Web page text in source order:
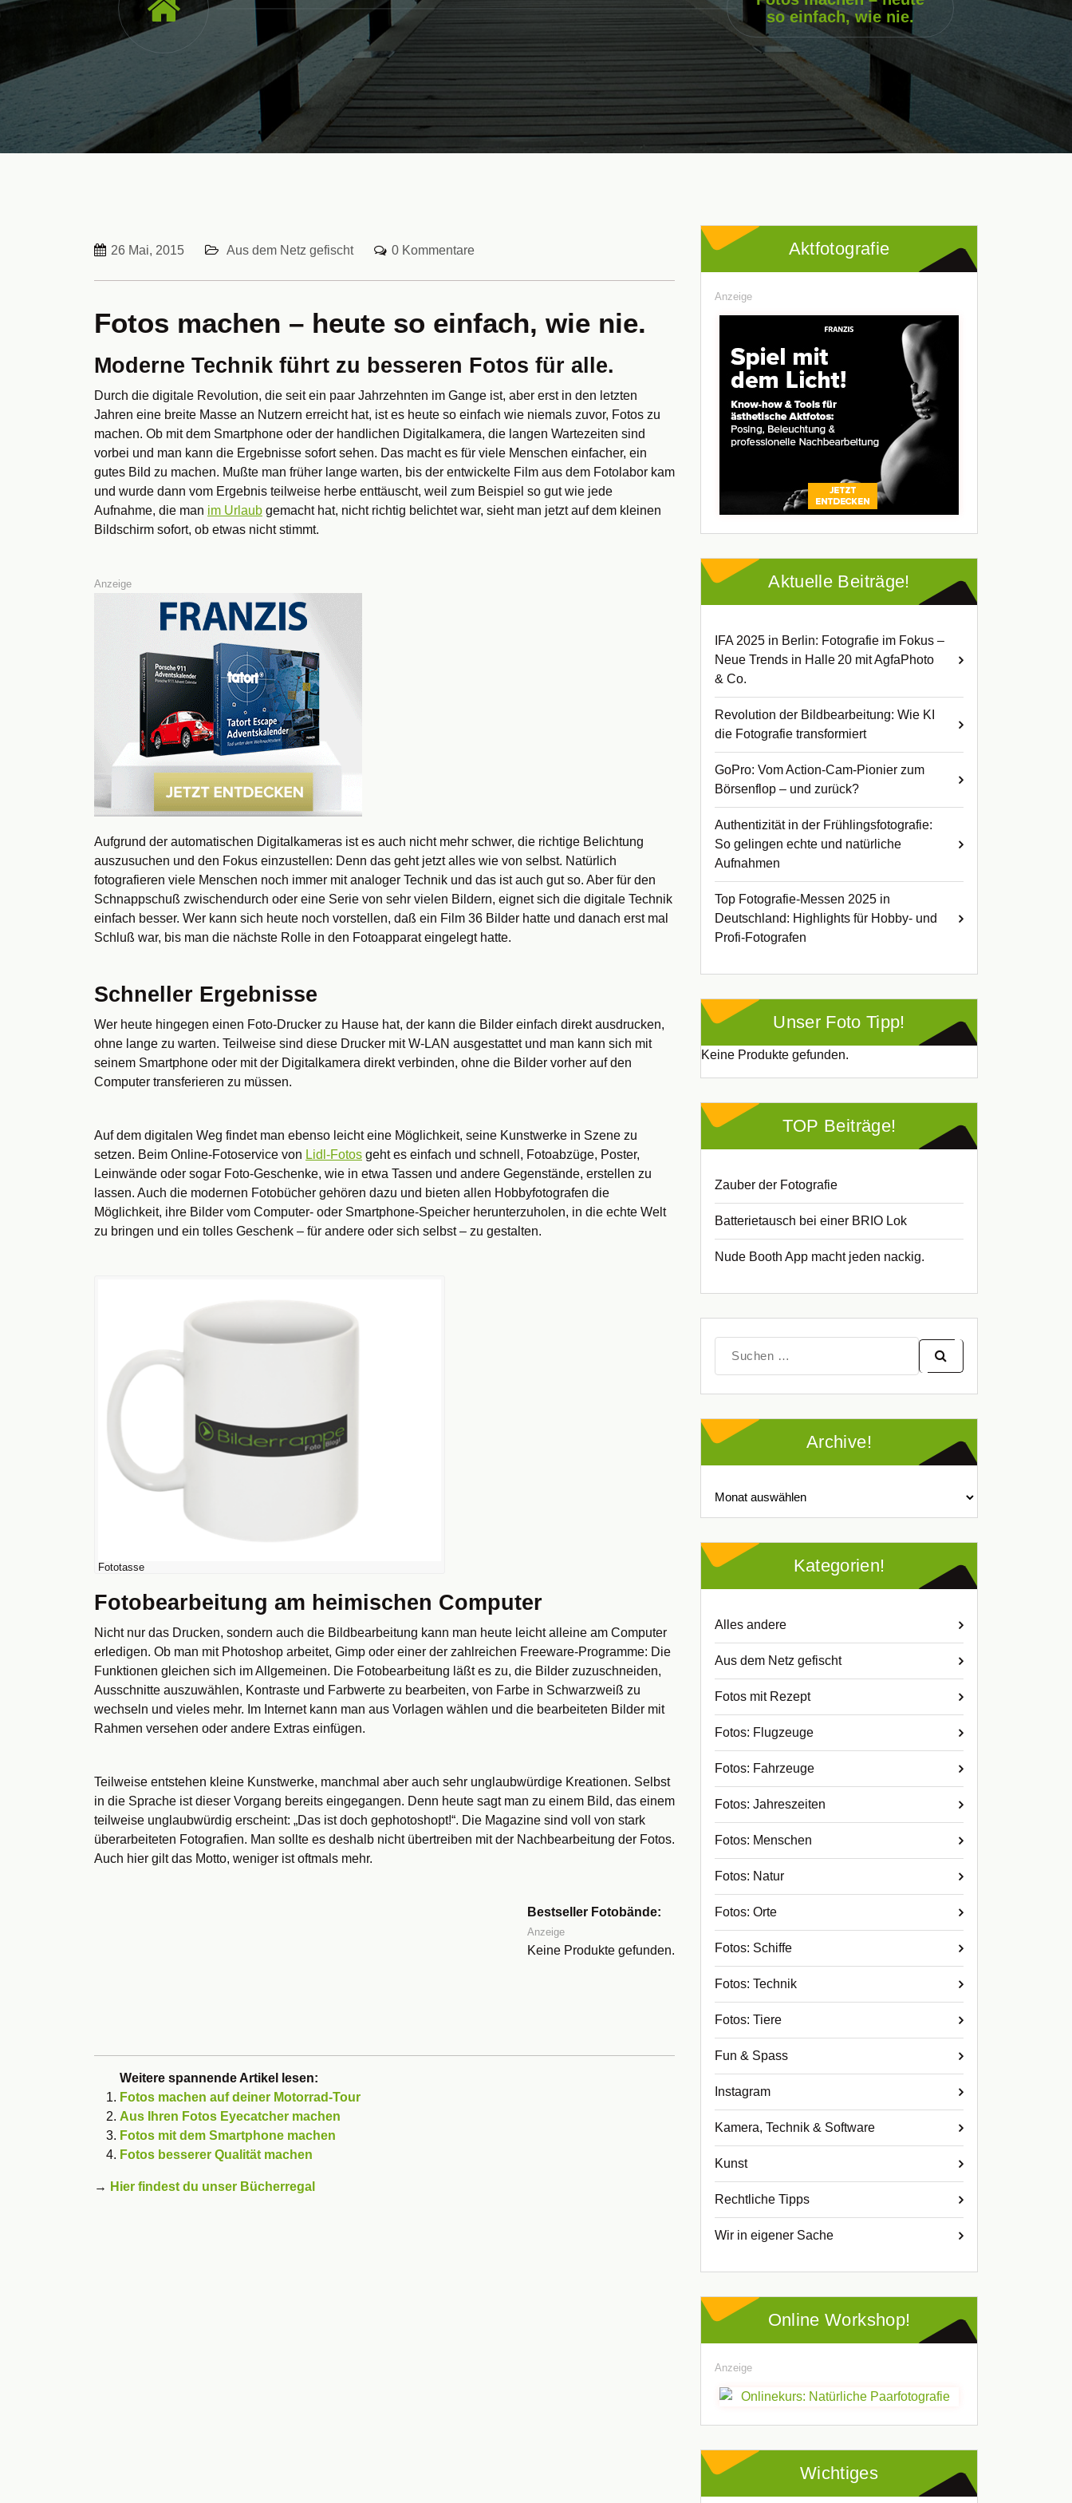
so einfach, wie nie.
26 Mai, 2015 Aus dem Netz gefischt 0 Kommentare
Fotos machen – heute so einfach, wie nie.
Moderne Technik führt zu besseren Fotos für alle.
Durch die digitale Revolution, die seit ein paar Jahrzehnten im Gange ist, aber erst in den letzten
Jahren eine breite Masse an Nutzern erreicht hat, ist es heute so einfach wie niemals zuvor, Fotos zu
machen. Ob mit dem Smartphone oder der handlichen Digitalkamera, die langen Wartezeiten sind
vorbei und man kann die Ergebnisse sofort sehen. Das macht es für viele Menschen einfacher, ein
gutes Bild zu machen. Mußte man früher lange warten, bis der entwickelte Film aus dem Fotolabor kam
und wurde dann vom Ergebnis teilweise herbe enttäuscht, weil zum Beispiel so gut wie jede
Aufnahme, die man im Urlaub gemacht hat, nicht richtig belichtet war, sieht man jetzt auf dem kleinen
Bildschirm sofort, ob etwas nicht stimmt.
Anzeige
Aufgrund der automatischen Digitalkameras ist es auch nicht mehr schwer, die richtige Belichtung
auszusuchen und den Fokus einzustellen: Denn das geht jetzt alles wie von selbst. Natürlich
fotografieren viele Menschen noch immer mit analoger Technik und das ist auch gut so. Aber für den
Schnappschuß zwischendurch oder eine Serie von sehr vielen Bildern, eignet sich die digitale Technik
einfach besser. Wer kann sich heute noch vorstellen, daß ein Film 36 Bilder hatte und danach erst mal
Schluß war, bis man die nächste Rolle in den Fotoapparat eingelegt hatte.
Schneller Ergebnisse
Wer heute hingegen einen Foto-Drucker zu Hause hat, der kann die Bilder einfach direkt ausdrucken,
ohne lange zu warten. Teilweise sind diese Drucker mit W-LAN ausgestattet und man kann sich mit
seinem Smartphone oder mit der Digitalkamera direkt verbinden, ohne die Bilder vorher auf den
Computer transferieren zu müssen.
Auf dem digitalen Weg findet man ebenso leicht eine Möglichkeit, seine Kunstwerke in Szene zu
setzen. Beim Online-Fotoservice von Lidl-Fotos geht es einfach und schnell, Fotoabzüge, Poster,
Leinwände oder sogar Foto-Geschenke, wie in etwa Tassen und andere Gegenstände, erstellen zu
lassen. Auch die modernen Fotobücher gehören dazu und bieten allen Hobbyfotografen die
Möglichkeit, ihre Bilder vom Computer- oder Smartphone-Speicher herunterzuholen, in die echte Welt
zu bringen und ein tolles Geschenk – für andere oder sich selbst – zu gestalten.
Fototasse
Fotobearbeitung am heimischen Computer
Nicht nur das Drucken, sondern auch die Bildbearbeitung kann man heute leicht alleine am Computer
erledigen. Ob man mit Photoshop arbeitet, Gimp oder einer der zahlreichen Freeware-Programme: Die
Funktionen gleichen sich im Allgemeinen. Die Fotobearbeitung läßt es zu, die Bilder zuzuschneiden,
Ausschnitte auszuwählen, Kontraste und Farbwerte zu bearbeiten, von Farbe in Schwarzweiß zu
wechseln und vieles mehr. Im Internet kann man aus Vorlagen wählen und die bearbeiteten Bilder mit
Rahmen versehen oder andere Extras einfügen.
Teilweise entstehen kleine Kunstwerke, manchmal aber auch sehr unglaubwürdige Kreationen. Selbst
in die Sprache ist dieser Vorgang bereits eingegangen. Denn heute sagt man zu einem Bild, das einem
teilweise unglaubwürdig erscheint: „Das ist doch gephotoshopt!“. Die Magazine sind voll von stark
überarbeiteten Fotografien. Man sollte es deshalb nicht übertreiben mit der Nachbearbeitung der Fotos.
Auch hier gilt das Motto, weniger ist oftmals mehr.
Bestseller Fotobände:
Anzeige
Keine Produkte gefunden.
Weitere spannende Artikel lesen:
Fotos machen auf deiner Motorrad-Tour
Aus Ihren Fotos Eyecatcher machen
Fotos mit dem Smartphone machen
Fotos besserer Qualität machen
→ Hier findest du unser Bücherregal
Aktfotografie
Anzeige
Aktuelle Beiträge!
IFA 2025 in Berlin: Fotografie im Fokus –
Neue Trends in Halle 20 mit AgfaPhoto
& Co.
Revolution der Bildbearbeitung: Wie KI
die Fotografie transformiert
GoPro: Vom Action-Cam-Pionier zum
Börsenflop – und zurück?
Authentizität in der Frühlingsfotografie:
So gelingen echte und natürliche
Aufnahmen
Top Fotografie-Messen 2025 in
Deutschland: Highlights für Hobby- und
Profi-Fotografen
Unser Foto Tipp!
Keine Produkte gefunden.
TOP Beiträge!
Zauber der Fotografie
Batterietausch bei einer BRIO Lok
Nude Booth App macht jeden nackig.
nach:
Archive!
Kategorien!
Alles andere
Aus dem Netz gefischt
Fotos mit Rezept
Fotos: Flugzeuge
Fotos: Fahrzeuge
Fotos: Jahreszeiten
Fotos: Menschen
Fotos: Natur
Fotos: Orte
Fotos: Schiffe
Fotos: Technik
Fotos: Tiere
Fun & Spass
Instagram
Kamera, Technik & Software
Kunst
Rechtliche Tipps
Wir in eigener Sache
Online Workshop!
Anzeige
Wichtiges